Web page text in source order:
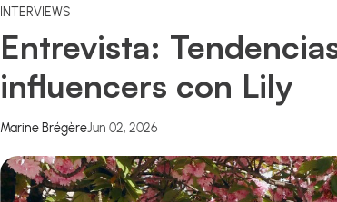
Realice un seguimiento y gestione los pagos de sus
afiliados con total sencillez.
Monitoriza y gestiona los pagos de tus afiliados con
total sencillez.
Monitoriza y gestiona los pagos de tus afiliados con
total sencillez.
Sigue nuestros
sector.
INTERVIEWS
Entrevista:
influencers con Lily
Marine BrégèreJun 02, 2026